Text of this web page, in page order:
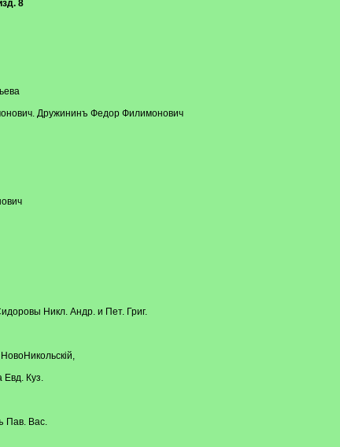
8
Дружининъ Федор Филимонович
Никл. Андр. и Пет. Григ.
Евд. Куз.
Пав. Вас.